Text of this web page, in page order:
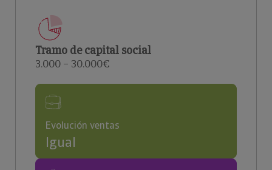
Tramo de capital social
3.000 – 30.000€
Evolución ventas
Igual